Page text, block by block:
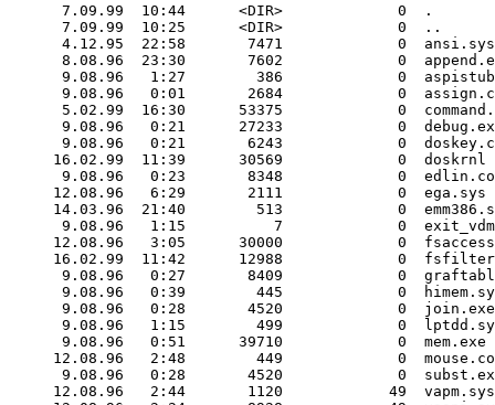
7.09.99  10:44      <DIR>             0  .
7.09.99  10:25      <DIR>             0  ..
4.12.95  22:58       7471             0  ansi.sys
8.08.96  23:30       7602             0
9.08.96   1:27        386             0
9.08.96   0:01       2684             0
5.02.99  16:30      53375             0
9.08.96   0:21      27233             0
9.08.96   0:21       6243             0
16.02.99  11:39      30569             0  doskrnl
9.08.96   0:23       8348             0
12.08.96   6:29       2111             0  ega.sys
14.03.96  21:40        513             0
9.08.96   1:15          7             0
12.08.96   3:05      30000             0
16.02.99  11:42      12988             0
9.08.96   0:27       8409             0
9.08.96   0:39        445             0
9.08.96   0:28       4520             0  join.exe
9.08.96   1:15        499             0
9.08.96   0:51      39710             0  mem.exe
12.08.96   2:48        449             0
9.08.96   0:28       4520             0
12.08.96   2:44       1120            49  vapm.sys